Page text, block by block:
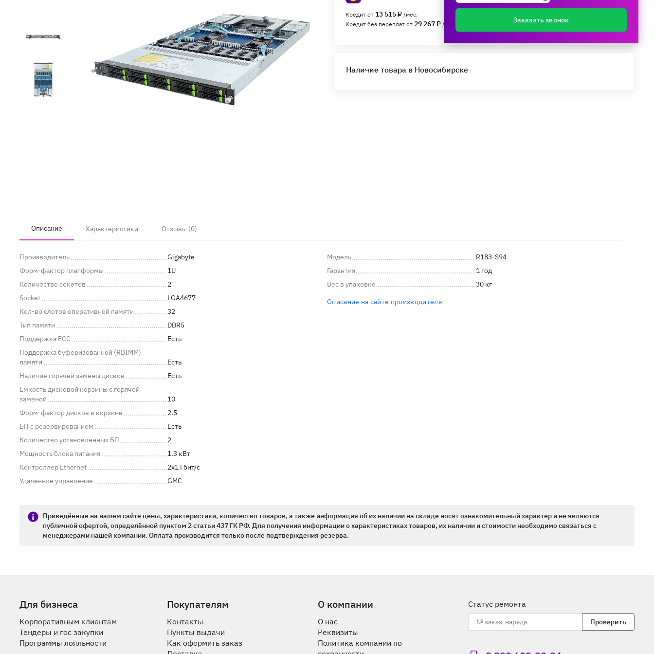
Кредит от 13 515 ₽ /мес.
Кредит без переплат от 29 267 ₽ /мес.
Поделиться
Наличие товара в Новосибирске
Описание Характеристики Отзывы (0)
Производитель
Gigabyte
Форм-фактор платформы
1U
Количество сокетов
2
Socket
LGA4677
Кол-во слотов оперативной памяти
32
Тип памяти
DDR5
Поддержка ECC
Есть
Поддержка буферизованной (RDIMM)
памяти
Есть
Наличие горячей замены дисков
Есть
Емкость дисковой корзины с горячей
заменой
10
Форм-фактор дисков в корзине
2.5
БП с резервированием
Есть
Количество установленных БП
2
Мощность блока питания
1.3 кВт
Контроллер Ethernet
2x1 Гбит/c
Удаленное управление
GMC
Модель
R183-S94
Гарантия
1 год
Вес в упаковке
30 кг
Описание на сайте производителя
Приведённые на нашем сайте цены, характеристики, количество товаров, а также информация об их наличии на складе носят ознакомительный характер и не являются
публичной офертой, определённой пунктом 2 статьи 437 ГК РФ. Для получения информации о характеристиках товаров, их наличии и стоимости необходимо связаться с
менеджерами нашей компании. Оплата производится только после подтверждения резерва.
Для бизнеса
Корпоративным клиентам
Тендеры и гос закупки
Программы лояльности
Покупателям
Контакты
Пункты выдачи
Как оформить заказ
О компании
О нас
Реквизиты
Политика компании по
Статус ремонта
Проверить
Заказать звонок